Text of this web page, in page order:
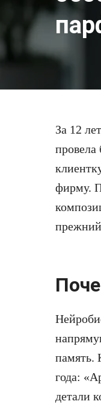
За 12
провела
фирму.
память.
года:
детали